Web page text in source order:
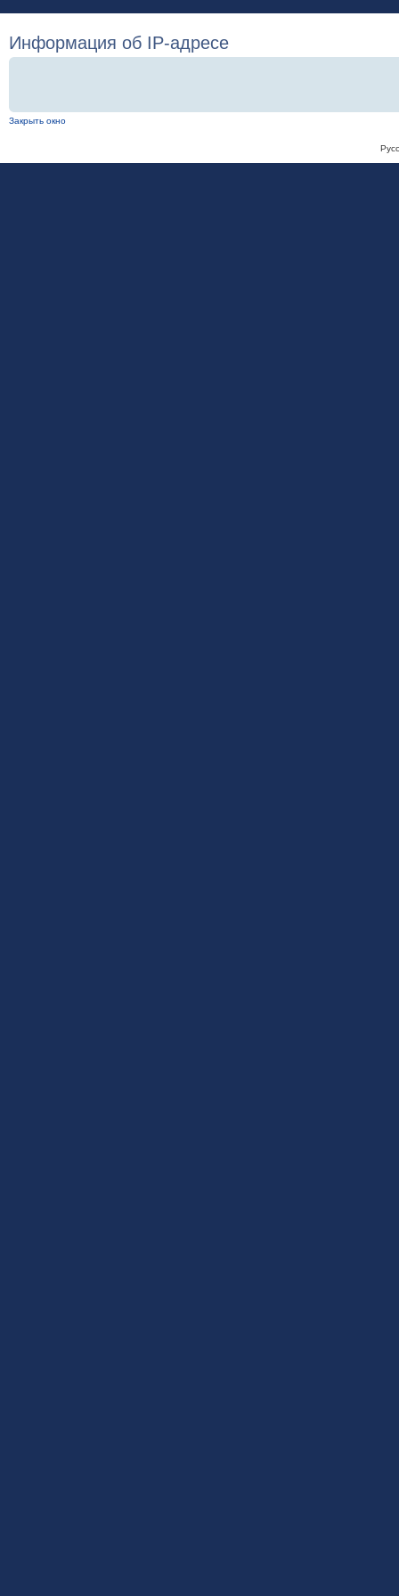
Информация об IP-адресе
Закрыть окно